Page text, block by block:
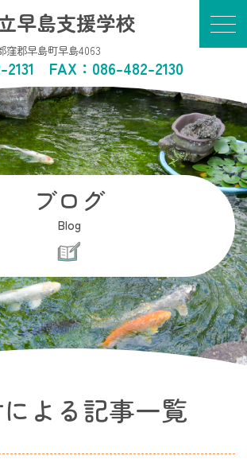
早島支援学校
郡早島町早島4063
FAX：086-482-2130
ブログ
Blog
よる記事一覧